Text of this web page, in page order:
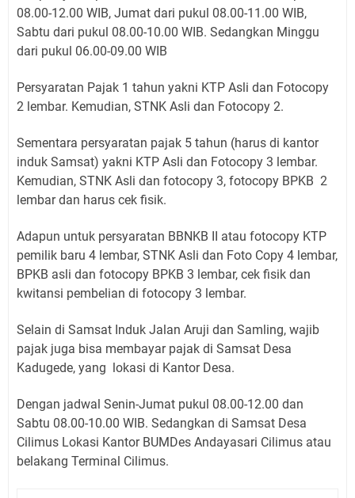
08.00-12.00 WIB, Jumat dari pukul 08.00-11.00 WIB,
Sabtu dari pukul 08.00-10.00 WIB. Sedangkan Minggu
dari pukul 06.00-09.00 WIB
Persyaratan Pajak 1 tahun yakni KTP Asli dan Fotocopy
2 lembar. Kemudian, STNK Asli dan Fotocopy 2.
Sementara persyaratan pajak 5 tahun (harus di kantor
induk Samsat) yakni KTP Asli dan Fotocopy 3 lembar.
Kemudian, STNK Asli dan fotocopy 3, fotocopy BPKB 2
lembar dan harus cek fisik.
Adapun untuk persyaratan BBNKB II atau fotocopy KTP
pemilik baru 4 lembar, STNK Asli dan Foto Copy 4 lembar,
BPKB asli dan fotocopy BPKB 3 lembar, cek fisik dan
kwitansi pembelian di fotocopy 3 lembar.
Selain di Samsat Induk Jalan Aruji dan Samling, wajib
pajak juga bisa membayar pajak di Samsat Desa
Kadugede, yang lokasi di Kantor Desa.
Dengan jadwal Senin-Jumat pukul 08.00-12.00 dan
Sabtu 08.00-10.00 WIB. Sedangkan di Samsat Desa
Cilimus Lokasi Kantor BUMDes Andayasari Cilimus atau
belakang Terminal Cilimus.